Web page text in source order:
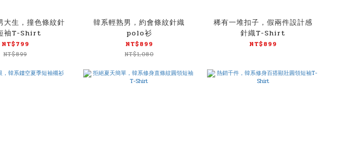
大生，撞色條紋針
袖T-Shirt
NT$799
NT$899
韓系輕熟男，約會條紋針織
polo衫
NT$899
NT$1,080
稀有一堆扣子，假兩件設計感
針織T-Shirt
NT$899